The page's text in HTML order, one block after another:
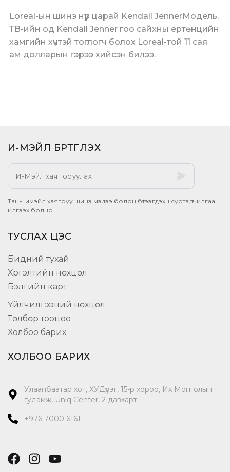
Loreal-ын шинэ нүүр царай Kendall JennerМодель,
ТВ-ийн од Kendall Jenner гоо сайхны ертөнцийн
хамгийн хүчтэй тоглогч болох Loreal-той 11 сая
ам долларын гэрээ хийсэн билээ.
И-МЭЙЛ БҮРТГҮҮЛЭХ​
Таны имэйл хаягруу шинэ мэдээ болон бүтээгдэхүүн сурталчилгаа
илгээх болно.
ТУСЛАХ ЦЭС
Бидний тухай
Хүргэлтийн нөхцөл
Бэлгийн карт
Үйлчилгээний нөхцөл
Төлбөр тооцоо
Холбоо барих
ХОЛБОО БАРИХ
Улаанбаатар хот, ХУДүүрэг, 15-р хороо, Их Монголын
гудамж, Uniq Center, 2 давхарт
+976 7000 6161